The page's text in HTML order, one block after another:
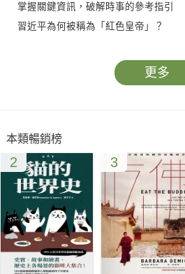
掌握關鍵資訊，破解時事的參考指引
習近平為何被稱為「紅色皇帝」？
中國製造已成為西方經濟發展的威脅？
一帶一路背後的戰略野心，足以改寫國
中國與世界各國的關係為何？
這些問題躍上時事，貫穿了當代歷史
★★★★★一本書讀懂美國地緣政治與
★★★★★
10大觀點、10大挑戰、10大議題、10
全面解析美國地緣政治，掌握世界最
更多
本類暢銷榜
2 3